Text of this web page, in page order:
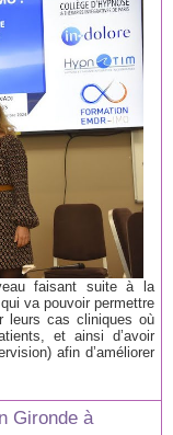
faisant suite à la
va pouvoir permettre
leurs cas cliniques où
et ainsi d’avoir
afin d’améliorer
Gironde à